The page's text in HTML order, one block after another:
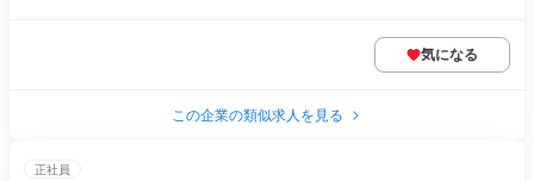
気になる
この企業の類似求人を見る
正社員